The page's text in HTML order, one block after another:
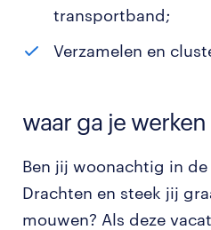
transportband;
Verzamelen en
waar ga je werken
Ben jij woonachtig in
Drachten en steek jij
mouwen? Als deze